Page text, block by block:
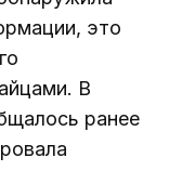
это
В
ранее